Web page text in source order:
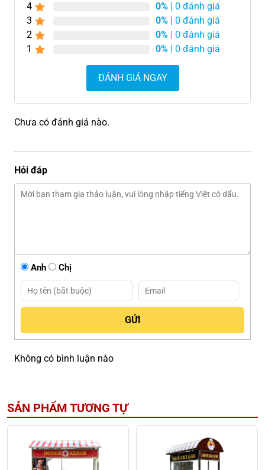
4
0% | 0 đánh giá
3
0% | 0 đánh giá
2
0% | 0 đánh giá
1
0% | 0 đánh giá
ĐÁNH GIÁ NGAY
Chưa có đánh giá nào.
Hỏi đáp
Anh Chị
Không có bình luận nào
SẢN PHẨM TƯƠNG TỰ